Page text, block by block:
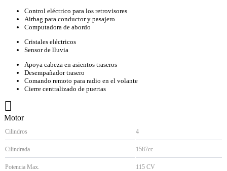
Control eléctrico para los retrovisores
Airbag para conductor y pasajero
Computadora de abordo
Cristales eléctricos
Sensor de lluvia
Apoya cabeza en asientos traseros
Desempañador trasero
Comando remoto para radio en el volante
Cierre centralizado de puertas
Motor
Cilindros 4
Cilindrada 1587cc
Potencia Max. 115 CV